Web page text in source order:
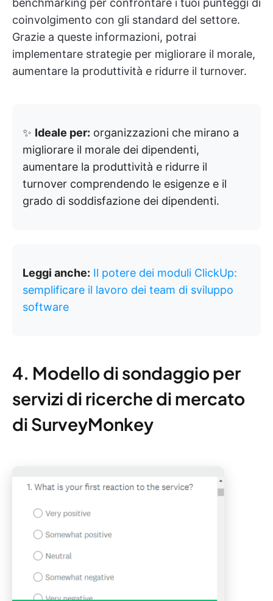
benchmarking per confrontare i tuoi punteggi di
coinvolgimento con gli standard del settore.
Grazie a queste informazioni, potrai
implementare strategie per migliorare il morale,
aumentare la produttività e ridurre il turnover.
✨ Ideale per: organizzazioni che mirano a
migliorare il morale dei dipendenti,
aumentare la produttività e ridurre il
turnover comprendendo le esigenze e il
grado di soddisfazione dei dipendenti.
Leggi anche: Il potere dei moduli ClickUp:
semplificare il lavoro dei team di sviluppo
software
4. Modello di sondaggio per
servizi di ricerche di mercato
di SurveyMonkey